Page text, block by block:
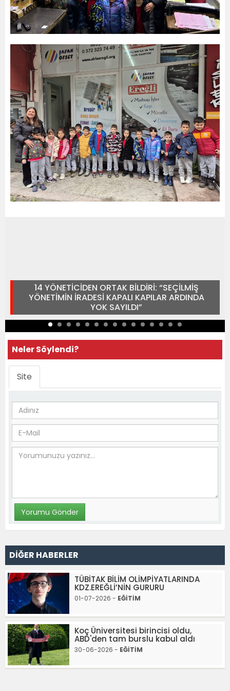
14 YÖNETİCİDEN ORTAK BİLDİRİ: “SEÇİLMİŞ
YÖNETİMİN İRADESİ KAPALI KAPILAR ARDINDA
YOK SAYILDI”
Neler Söylendi?
Site
DİĞER HABERLER
TÜBİTAK BİLİM OLİMPİYATLARINDA
KDZ.EREĞLİ’NİN GURURU
01-07-2026 - EĞİTİM
Koç Üniversitesi birincisi oldu,
ABD'den tam burslu kabul aldı
30-06-2026 - EĞİTİM